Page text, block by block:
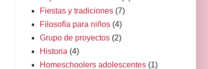
Fiestas y tradiciones (7)
Filosofía para niños (4)
Grupo de proyectos (2)
Historia (4)
Homeschoolers adolescentes (1)